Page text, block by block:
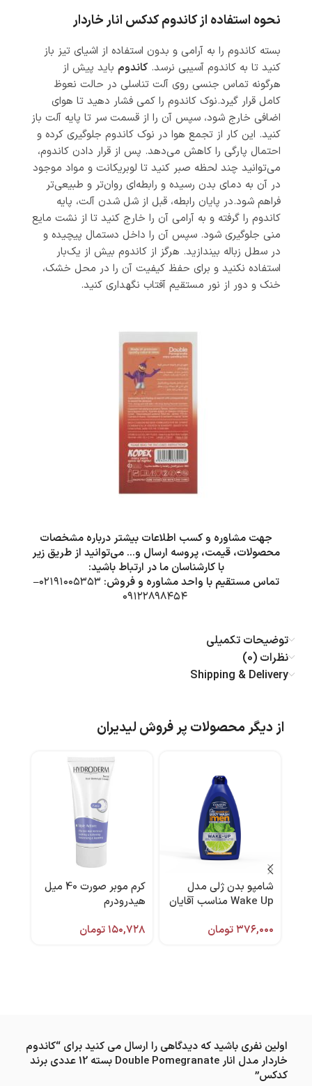
نحوه استفاده از کاندوم کدکس انار خاردار
بسته کاندوم را به آرامی و بدون استفاده از اشیای تیز باز
کنید تا به کاندوم آسیبی نرسد. کاندوم باید پیش از
هرگونه تماس جنسی روی آلت تناسلی در حالت نعوظ
کامل قرار گیرد.نوک کاندوم را کمی فشار دهید تا هوای
اضافی خارج شود، سپس آن را از قسمت سر تا پایه آلت باز
کنید. این کار از تجمع هوا در نوک کاندوم جلوگیری کرده و
احتمال پارگی را کاهش می‌دهد. پس از قرار دادن کاندوم،
می‌توانید چند لحظه صبر کنید تا لوبریکانت و مواد موجود
در آن به دمای بدن رسیده و رابطه‌ای روان‌تر و طبیعی‌تر
فراهم شود.در پایان رابطه، قبل از شل شدن آلت، پایه
کاندوم را گرفته و به آرامی آن را خارج کنید تا از نشت مایع
منی جلوگیری شود. سپس آن را داخل دستمال پیچیده و
در سطل زباله بیندازید. هرگز از کاندوم بیش از یک‌بار
استفاده نکنید و برای حفظ کیفیت آن را در محل خشک،
خنک و دور از نور مستقیم آفتاب نگهداری کنید.
جهت مشاوره و کسب اطلاعات بیشتر درباره مشخصات
محصولات، قیمت، پروسه ارسال و… می‌توانید از طریق زیر
با کارشناسان ما در ارتباط باشید:
تماس مستقیم با واحد مشاوره و فروش: ۰۲۱۹۱۰۰۵۳۵۳–
۰۹۱۲۲۸۹۸۴۵۴
توضیحات تکمیلی
نظرات (0)
Shipping & Delivery
از دیگر محصولات پر فروش لیدیران
شامپو بدن ژلی مدل
Wake Up مناسب آقایان
۳۷۶,۰۰۰تومان
كرم موبر صورت 40 میل
هیدرودرم
۱۵۰,۷۲۸تومان
اولین نفری باشید که دیدگاهی را ارسال می کنید برای “کاندوم
خاردار مدل انار Double Pomegranate بسته 12 عددی برند
کدکس”